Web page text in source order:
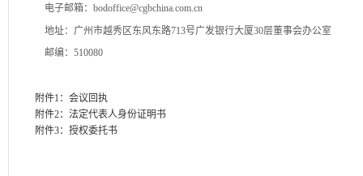
电子邮箱：bodoffice@cgbchina.com.cn
地址：广州市越秀区东风东路713号广发银行大厦30层董事会办公室
邮编：510080
附件1：会议回执
附件2：法定代表人身份证明书
附件3：授权委托书